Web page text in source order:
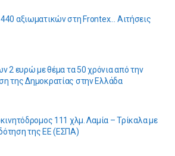
αξιωματικών στη Frontex… Αιτήσεις
2 ευρώ με θέμα τα 50 χρόνια από την
της Δημοκρατίας στην Ελλάδα
111 χλμ. Λαμία – Τρίκαλα με
της ΕE (ΕΣΠΑ)